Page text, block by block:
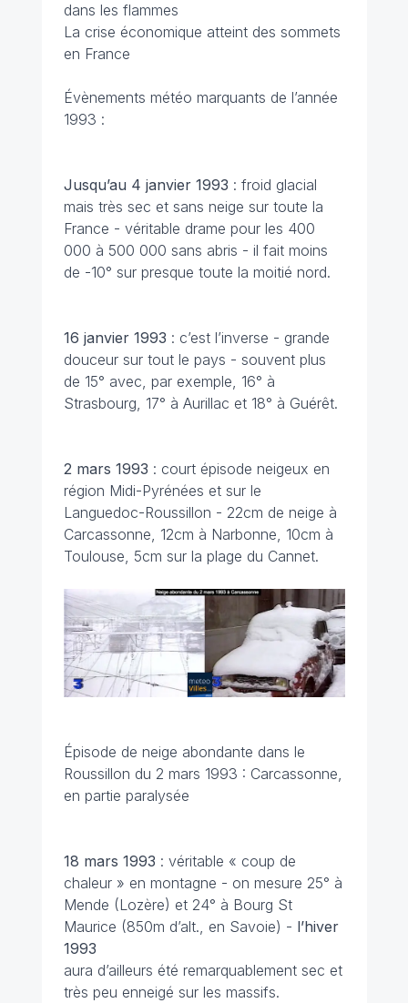
dans les flammes
La crise économique atteint des sommets
en France
Évènements météo marquants de l’année
1993 :
Jusqu’au 4 janvier 1993 : froid glacial
mais très sec et sans neige sur toute la
France - véritable drame pour les 400
000 à 500 000 sans abris - il fait moins
de -10° sur presque toute la moitié nord.
16 janvier 1993 : c’est l’inverse - grande
douceur sur tout le pays - souvent plus
de 15° avec, par exemple, 16° à
Strasbourg, 17° à Aurillac et 18° à Guérêt.
2 mars 1993 : court épisode neigeux en
région Midi-Pyrénées et sur le
Languedoc-Roussillon - 22cm de neige à
Carcassonne, 12cm à Narbonne, 10cm à
Toulouse, 5cm sur la plage du Cannet.
Épisode de neige abondante dans le
Roussillon du 2 mars 1993 : Carcassonne,
en partie paralysée
18 mars 1993 : véritable « coup de
chaleur » en montagne - on mesure 25° à
Mende (Lozère) et 24° à Bourg St
Maurice (850m d’alt., en Savoie) - l’hiver
1993
aura d’ailleurs été remarquablement sec et
très peu enneigé sur les massifs.